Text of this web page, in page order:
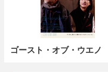
ゴースト・オブ・ウエノ